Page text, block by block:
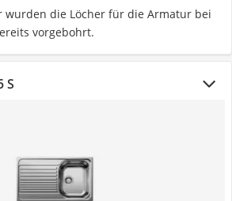
wurden die Löcher für die Armatur bei
vorgebohrt.
S